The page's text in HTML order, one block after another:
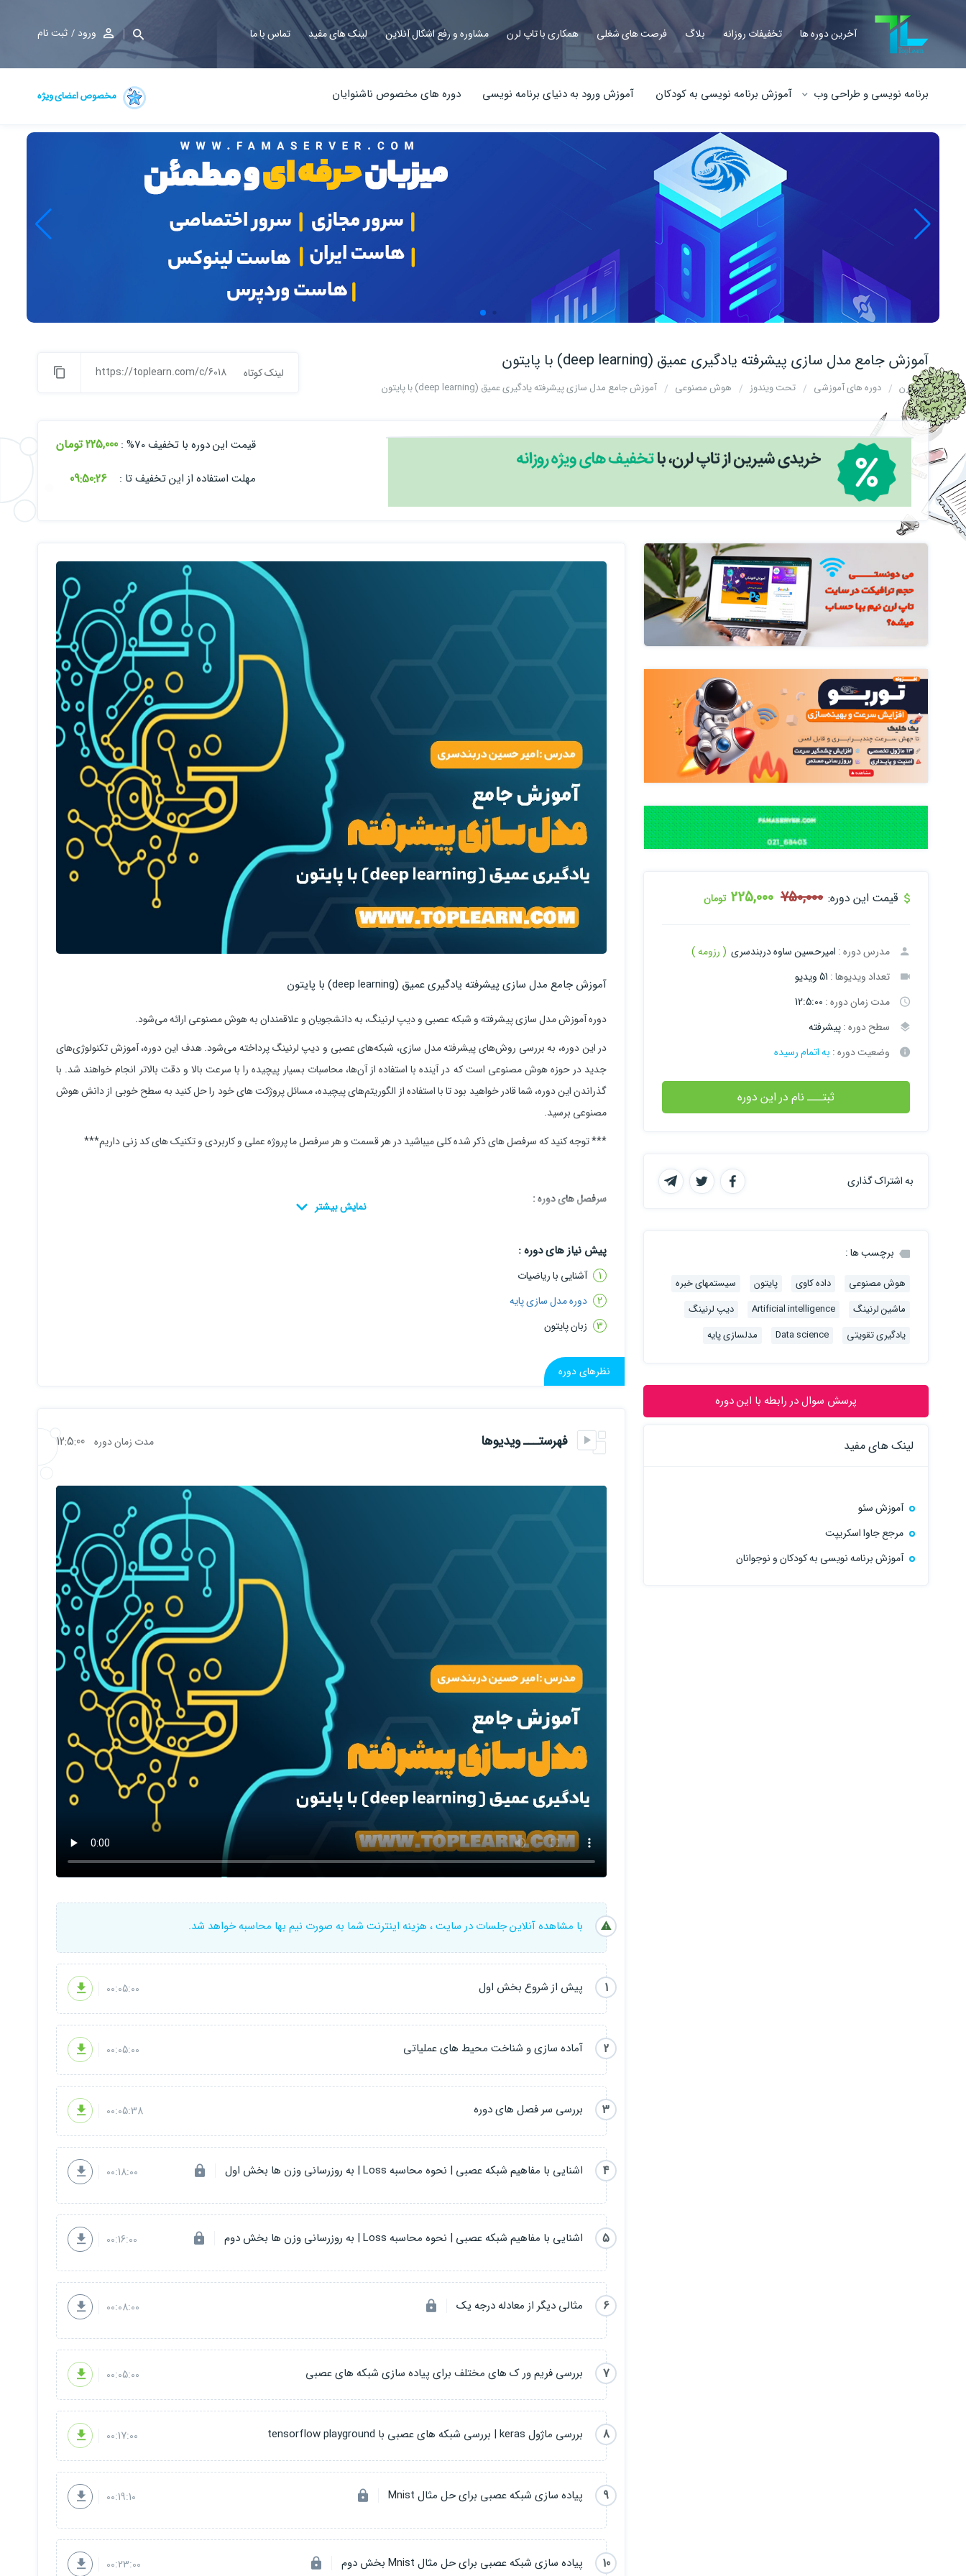
آخرین دوره ها تخفیفات روزانه بلاگ فرصت های شغلی همکاری با تاپ لرن مشاوره و رفع اشکال آنلاین لینک های مفید تماس با ما ورود ثبت نام
برنامه نویسی و طراحی وب آموزش برنامه نویسی به کودکان آموزش ورود به دنیای برنامه نویسی دوره های مخصوص ناشنوایان مخصوص اعضای ویژه
آموزش جامع مدل سازی پیشرفته یادگیری عمیق (deep learning) با پایتون
تاپ لرن دوره های آموزشی تحت ویندوز هوش مصنوعی آموزش جامع مدل سازی پیشرفته یادگیری عمیق (deep learning) با پایتون
لینک کوتاه https://toplearn.com/c/6018
قیمت این دوره با تخفیف 70% : 225,000 تومان
مهلت استفاده از این تخفیف تا : 09:50:24
آموزش جامع مدل سازی پیشرفته یادگیری عمیق (deep learning) با پایتون
دوره آموزش مدل سازی پیشرفته و شبکه عصبی و دیپ لرنینگ، به دانشجویان و علاقمندان به هوش مصنوعی ارائه می‌شود.
در این دوره، به بررسی روش‌های پیشرفته مدل سازی، شبکه‌های عصبی و دیپ لرنینگ پرداخته می‌شود. هدف این دوره، آموزش تکنولوژی‌های
جدید در حوزه هوش مصنوعی است که در آینده با استفاده از آن‌ها، محاسبات بسیار پیچیده را با سرعت بالا و دقت بالاتر انجام خواهند شد. با
گذراندن این دوره، شما قادر خواهید بود تا با استفاده از الگوریتم‌های پیچیده، مسائل پروژکت های خود را حل کنید به سطح خوبی از دانش هوش
مصنوعی برسید.
*** توجه کنید که سرفصل های ذکر شده کلی میباشید در هر قسمت و هر سرفصل ما پروژه عملی و کاربردی و تکنیک های کد زنی داریم***
سرفصل های دوره :
1) آشنایی اولیه با شبکه‌های عصبی
2) آشنایی با فریم ورک های مختلف
5) پروژه دو برای آشنایی بیشتر
7) توابع فعال ساز
8) کار با داده‌های حجیم
9) آشنایی با مدل های یادگیری معروف
فصل سوم : مباحث تکمیلی مهم
4) آشنایی با متالرنینگ
5) آشنایی با شبکه‌های Generative learning
6) دامه راه
پیش نیاز های دوره :
آشنایی با ریاضیات
دوره مدل سازی پایه
زبان پایتون
نظرهای دوره
فهرستـــ ویدیوها مدت زمان دوره 12:5:00
با مشاهده آنلاین جلسات در سایت ، هزینه اینترنت شما به صورت نیم بها محاسبه خواهد شد.
1 پیش از شروع بخش اول 00:05:00
2 آماده سازی و شناخت محیط های عملیاتی 00:05:00
3 بررسی سر فصل های دوره 00:05:38
4 اشنایی با مفاهیم شبکه عصبی | نحوه محاسبه Loss | به روزرسانی وزن ها بخش اول 00:18:00
5 اشنایی با مفاهیم شبکه عصبی | نحوه محاسبه Loss | به روزرسانی وزن ها بخش دوم 00:16:00
6 مثالی دیگر از معادله درجه یک 00:08:00
7 بررسی فریم ور ک های مختلف برای پیاده سازی شبکه های عصبی 00:05:00
8 بررسی ماژول keras | بررسی شبکه های عصبی با tensorflow playground 00:17:00
9 پیاده سازی شبکه عصبی برای حل مثال Mnist 00:19:10
10 پیاده سازی شبکه عصبی برای حل مثال Mnist بخش دوم 00:23:00
قیمت این دوره: 750,000
225,000 تومان
مدرس دوره : امیرحسین ساوه دربندسری ( رزومه )
تعداد ویدیوها : 51 ویدیو
مدت زمان دوره : 12:5:00
سطح دوره :پیشرفته
وضعیت دوره : به اتمام رسیده
ثبتـــ نام در این دوره
به اشتراک گذاری
برچسب ها :
هوش مصنوعی داده کاوی پایتون
سیستمهای خبره
ماشین لرنینگ
Artificial intelligence
دیپ لرنینگ
یادگیری تقویتی
Data science مدلسازی پایه
پرسش سوال در رابطه با این دوره
لینک های مفید
آموزش سئو
مرجع جاوا اسکریپت
آموزش برنامه نویسی به کودکان و نوجوانان